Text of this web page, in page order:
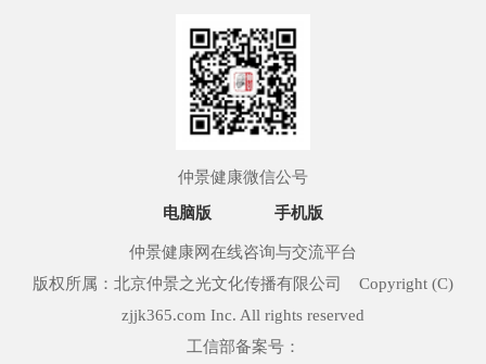
仲景健康微信公号
电脑版 手机版
仲景健康网在线咨询与交流平台
版权所属：北京仲景之光文化传播有限公司 Copyright (C)
zjjk365.com Inc. All rights reserved
工信部备案号：